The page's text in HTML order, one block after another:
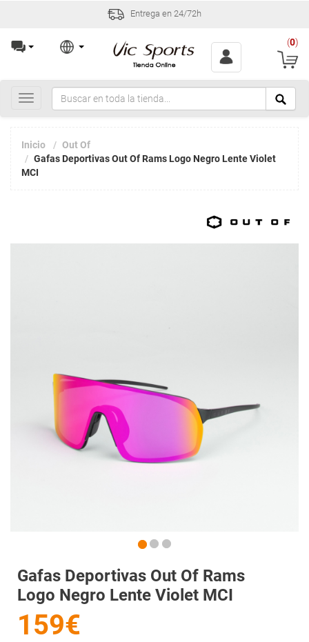
Incidencias y devoluciones en 30 días
(0)
Toggle
navigation
Inicio
Out Of
Gafas Deportivas Out Of Rams Logo Negro Lente Violet
MCI
Gafas Deportivas Out Of Rams
Logo Negro Lente Violet MCI
159€